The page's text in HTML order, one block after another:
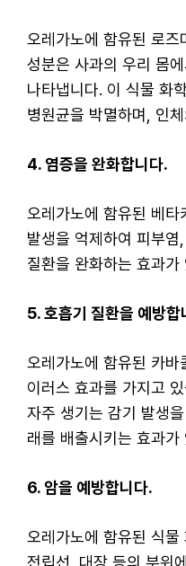
오레가노에 함유된 로
성분은 사과의 우리 몸
나타냅니다. 이 식물 화
병원균을 박멸하며, 인
4. 염증을 완화합니다.
오레가노에 함유된 베타
발생을 억제하여 피부
질환을 완화하는 효과가
5. 호흡기 질환을 예방합
오레가노에 함유된 카
이러스 효과를 가지고
자주 생기는 감기 발생
래를 배출시키는 효과가
6. 암을 예방합니다.
오레가노에 함유된 식물
전립선, 대장 등의 부위